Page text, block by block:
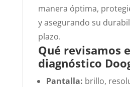
manera óptima,
y asegurando su
plazo.
Qué revisamos
diagnóstico
Pantalla: brillo,